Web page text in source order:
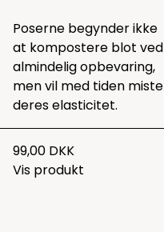
Poserne begynder ikke
at kompostere blot ved
almindelig opbevaring,
men vil med tiden miste
deres elasticitet.
99,00 DKK
Vis produkt